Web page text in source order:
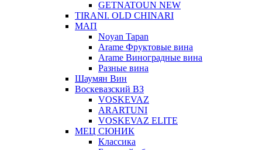
GETNATOUN NEW
TIRANI. OLD CHINARI
МАП
Noyan Tapan
Arame Фруктовые вина
Arame Виноградные вина
Разные вина
Шаумян Вин
Воскевазский ВЗ
VOSKEVAZ
ARARTUNI
VOSKEVAZ ELITE
МЕЦ СЮНИК
Классика